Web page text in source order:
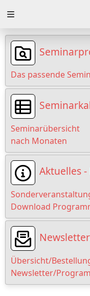
Loading
Loading
Loading
Loading
Loading
Loading
Das passende
Seminarübersicht
nach Monaten
Aktuelles
Download
Übersicht/
Newsletter/